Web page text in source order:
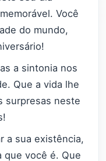
Você
do mundo,
a sintonia nos
Que a vida lhe
surpresas neste
a sua existência,
que você é. Que